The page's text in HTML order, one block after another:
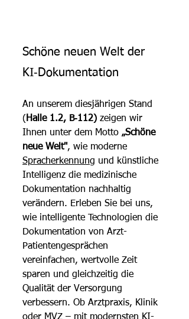
Schöne neuen Welt der
KI‑Dokumentation
An unserem diesjährigen Stand
( Halle 1.2, B‑112) zeigen wir
Ihnen unter dem Motto „Schöne
neue Welt", wie moderne
Spracherkennung und künstliche
Intelligenz die medizinische
Dokumentation nachhaltig
verändern. Erleben Sie bei uns,
wie intelligente Technologien die
Dokumentation von Arzt-
Patientengesprächen
vereinfachen, wertvolle Zeit
sparen und gleichzeitig die
Qualität der Versorgung
verbessern. Ob Arztpraxis, Klinik